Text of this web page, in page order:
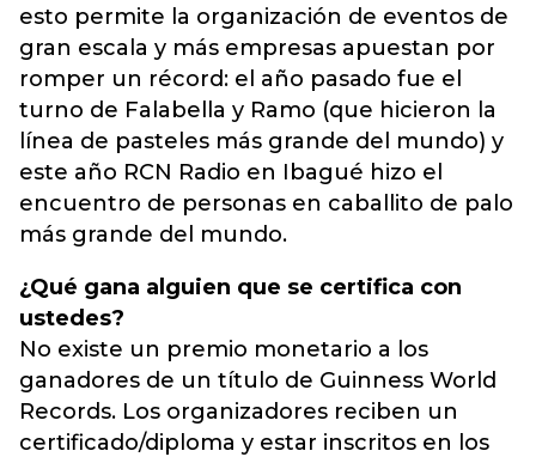
esto permite la organización de eventos de
gran escala y más empresas apuestan por
romper un récord: el año pasado fue el
turno de Falabella y Ramo (que hicieron la
línea de pasteles más grande del mundo) y
este año RCN Radio en Ibagué hizo el
encuentro de personas en caballito de palo
más grande del mundo.
¿Qué gana alguien que se certifica con
ustedes?
No existe un premio monetario a los
ganadores de un título de Guinness World
Records. Los organizadores reciben un
certificado/diploma y estar inscritos en los